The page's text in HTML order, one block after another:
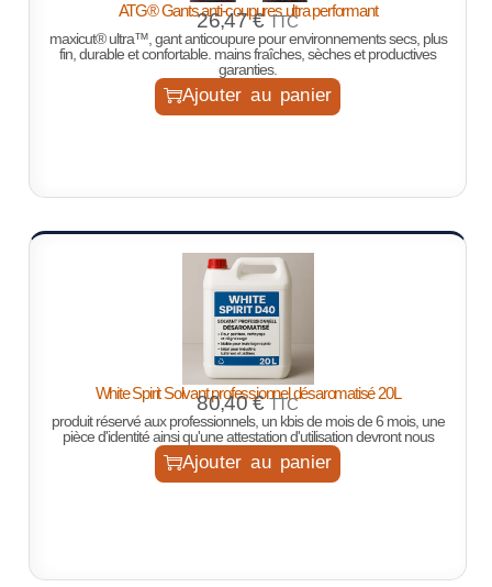
ATG® Gants anti-coupures ultra performant
26,47€ TTC
maxicut® ultra™, gant anticoupure pour environnements secs, plus
fin, durable et confortable. mains fraîches, sèches et productives
garanties.
Ajouter au panier
White Spirit Solvant professionnel désaromatisé 20L
80,40€ TTC
produit réservé aux professionnels, un kbis de mois de 6 mois, une
pièce d'identité ainsi qu'une attestation d'utilisation devront nous
Ajouter au panier